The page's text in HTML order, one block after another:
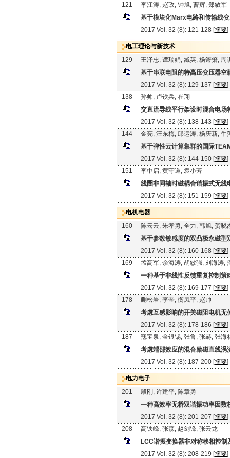
121
李江涛, 赵政, 钟旭, 曹辉, 郑敏军
基于模块化Marx电路和传输线
2017 Vol. 32 (8): 121-128 [摘要]
电工理论与新技术
129
王泽忠, 谭瑞娟, 臧英, 杨箫箫, 周
基于串联电阻的特高压变压器空
2017 Vol. 32 (8): 129-137 [摘要]
138
孙帅, 卢铁兵, 崔翔
交直流导线平行架设时混合电场
2017 Vol. 32 (8): 138-143 [摘要]
144
金亮, 汪东梅, 邱运涛, 杨庆新, 牛
基于弹性云计算集群的国际
2017 Vol. 32 (8): 144-150 [摘要]
151
李中启, 黄守道, 袁小芳
线圈非同轴时磁耦合谐振式无线
2017 Vol. 32 (8): 151-159 [摘要]
电机电器
160
陈云云, 朱孝勇, 全力, 韩旭, 贺晓
基于参数敏感度的双凸极永磁型
2017 Vol. 32 (8): 160-168 [摘要]
169
孟高军, 余海涛, 胡敏强, 刘海涛,
一种基于非线性反馈重复控制策
2017 Vol. 32 (8): 169-177 [摘要]
178
蒯松岩, 李奎, 衡凤平, 赵帅
考虑互感影响的开关磁阻电机无
2017 Vol. 32 (8): 178-186 [摘要]
187
寇宝泉, 金银锡, 张鲁, 张赫, 张海
考虑端部效应的混合励磁直线涡
2017 Vol. 32 (8): 187-200 [摘要]
电力电子
201
殷刚, 许建平, 陈章勇
一种高效率无桥双谐振功率因数
2017 Vol. 32 (8): 201-207 [摘要]
208
高铁峰, 张森, 赵剑锋, 张云龙
LCC谐振变换器非对称移相控制
2017 Vol. 32 (8): 208-219 [摘要]